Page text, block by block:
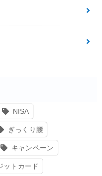
NISA
ぎっくり腰
キャンペーン
ットカード